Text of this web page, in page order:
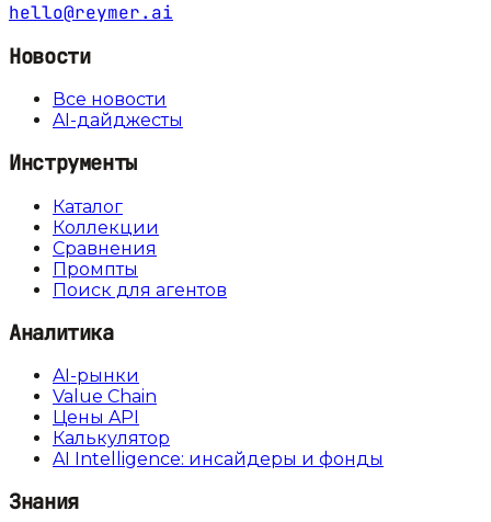
hello@reymer.ai
Новости
Все новости
AI-дайджесты
Инструменты
Каталог
Коллекции
Сравнения
Промпты
Поиск для агентов
Аналитика
AI-рынки
Value Chain
Цены API
Калькулятор
AI Intelligence: инсайдеры и фонды
Знания